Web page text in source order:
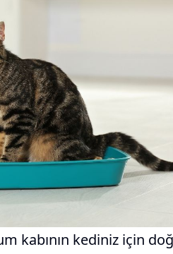
kabının kediniz için